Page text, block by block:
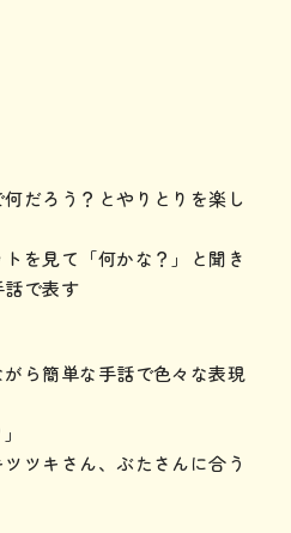
だろう？とやりとりを楽し
を見て「何かな？」と聞き
で表す
ら簡単な手話で色々な表現
ツキさん、ぶたさんに合う